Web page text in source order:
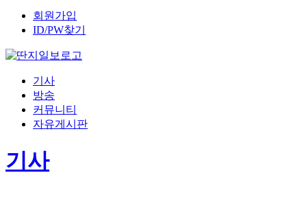
회원가입
ID/PW찾기
기사
방송
커뮤니티
자유게시판
기사